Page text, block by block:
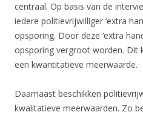
centraal. Op basis van de
iedere politievrijwilliger ‘extra
opsporing. Door deze ‘extra
opsporing vergroot worden. Dit
een kwantitatieve meerwaarde.
Daarnaast beschikken
kwalitatieve meerwaarden. Zo